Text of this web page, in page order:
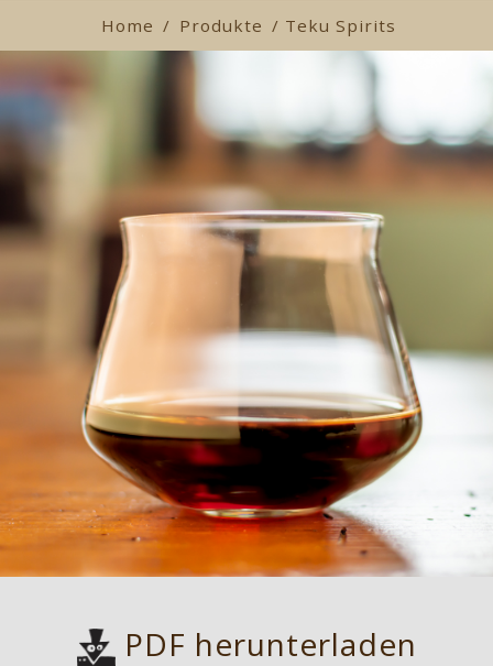
Home / Produkte / Teku Spirits
PDF herunterladen